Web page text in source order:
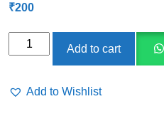
₹200
வேலூர்ப்
முஸ்லிம்கள்
Add to cart
Add to Wishlist